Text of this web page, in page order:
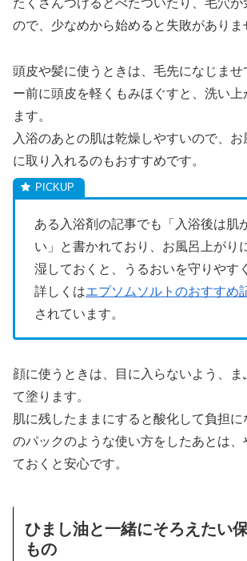
ので、少なめから始めると失敗がありま
頭皮や髪に使うときは、毛先になじま
ー前に頭皮を軽くもみほぐすと、洗い
ます。
入浴のあとの肌は乾燥しやすいので、
に取り入れるのもおすすめです。
ある入浴剤の記事でも「入浴後は肌
い」と書かれており、お風呂上がり
湿しておくと、うるおいを守りやす
詳しくはエプソムソルトのおすすめ
されています。
顔に使うときは、目に入らないよう、
て塗ります。
肌に残したままにすると酸化して負担
のパックのような使い方をしたあとは
ておくと安心です。
ひまし油と一緒にそろえたい
もの